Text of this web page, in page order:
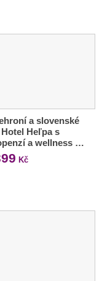
a slovenské
Hotel Heľpa s
a wellness …
Kč